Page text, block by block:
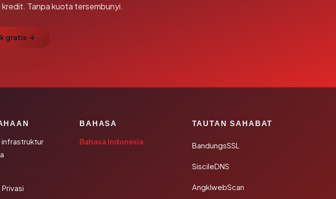
Tanpa kuota tersembunyi.
gratis →
infrastruktur
BAHASA
Bahasa Indonesia
TAUTAN SAHABAT
BandungsSSL
SiscileDNS
AngklwebScan